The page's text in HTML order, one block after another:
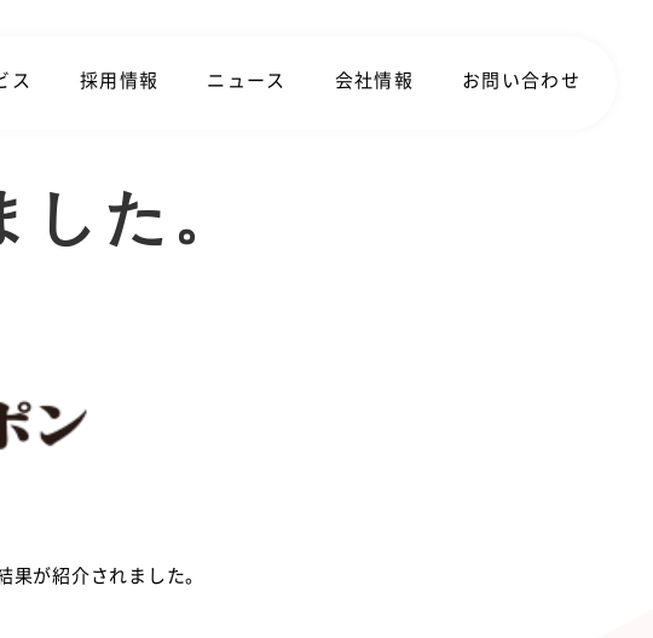
ス 採用情報 ニュース 会社情報 お問い合わせ
た。
が紹介されました。